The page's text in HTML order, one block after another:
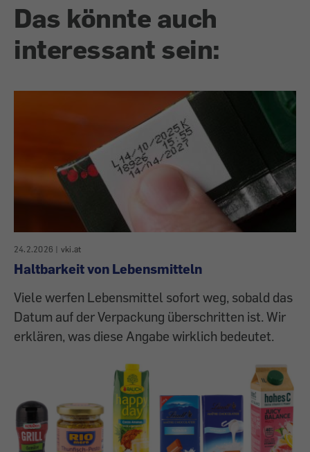
Das könnte auch
interessant sein:
24.2.2026 | vki.at
Haltbarkeit von Lebensmitteln
Viele werfen Lebensmittel sofort weg, sobald das
Datum auf der Verpackung überschritten ist. Wir
erklären, was diese Angabe wirklich bedeutet.